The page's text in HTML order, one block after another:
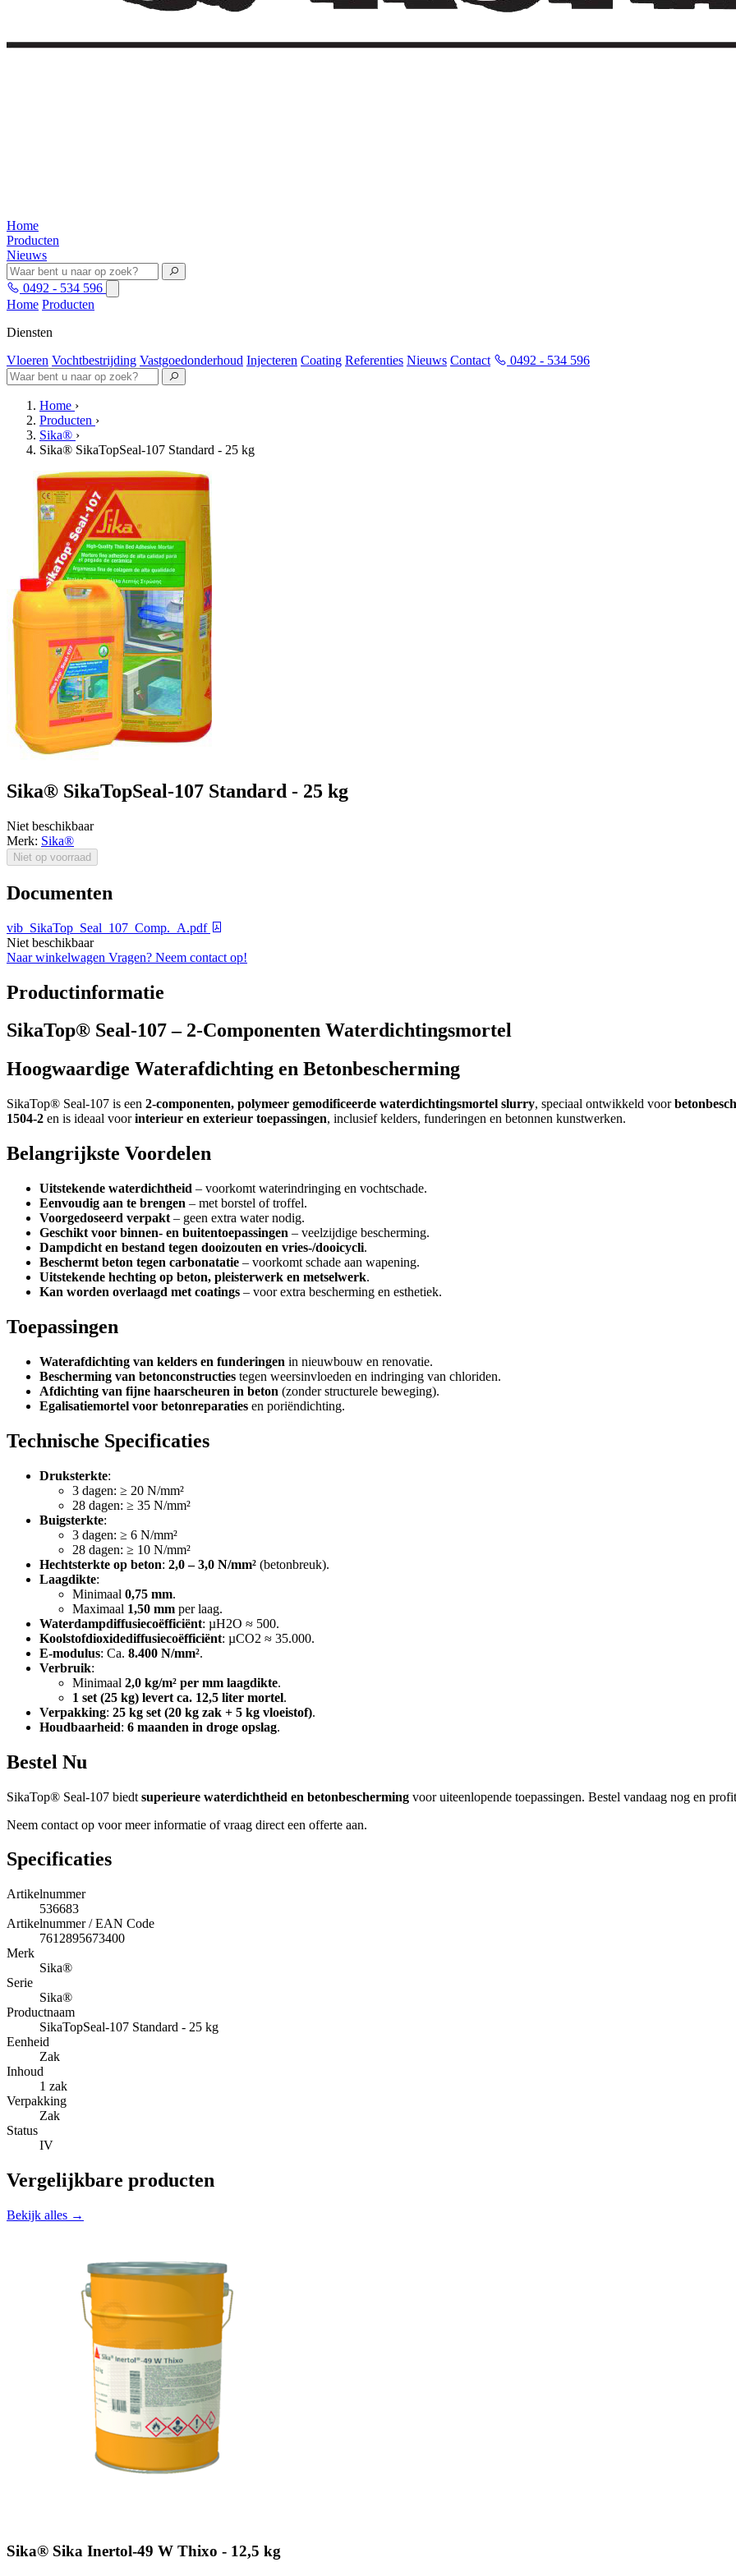
Home
Producten
Nieuws
0492 - 534 596
Home Producten
Diensten
Vloeren Vochtbestrijding Vastgoedonderhoud Injecteren Coating Referenties Nieuws Contact 0492 - 534 596
Home ›
Producten ›
Sika® ›
Sika® SikaTopSeal-107 Standard - 25 kg
Sika® SikaTopSeal-107 Standard - 25 kg
Niet beschikbaar
Merk: Sika®
Niet op voorraad
Documenten
vib_SikaTop_Seal_107_Comp._A.pdf
Niet beschikbaar
Naar winkelwagen Vragen? Neem contact op!
Productinformatie
SikaTop® Seal-107 – 2-Componenten Waterdichtingsmortel
Hoogwaardige Waterafdichting en Betonbescherming
SikaTop® Seal-107 is een 2-componenten, polymeer gemodificeerde waterdichtingsmortel slurry, speciaal ontwikkeld voor
1504-2 en is ideaal voorinterieur en exterieur toepassingen, inclusief kelders, funderingen en betonnen kunstwerken.
Belangrijkste Voordelen
Uitstekende waterdichtheid – voorkomt waterindringing en vochtschade.
Eenvoudig aan te brengen – met borstel of troffel.
Voorgedoseerd verpakt – geen extra water nodig.
Geschikt voor binnen- en buitentoepassingen – veelzijdige bescherming.
Dampdicht en bestand tegen dooizouten en vries-/dooicycli.
Beschermt beton tegen carbonatatie – voorkomt schade aan wapening.
Uitstekende hechting op beton, pleisterwerk en metselwerk.
Kan worden overlaagd met coatings – voor extra bescherming en esthetiek.
Toepassingen
Waterafdichting van kelders en funderingen in nieuwbouw en renovatie.
Bescherming van betonconstructies tegen weersinvloeden en indringing van chloriden.
Afdichting van fijne haarscheuren in beton (zonder structurele beweging).
Egalisatiemortel voor betonreparaties en poriëndichting.
Technische Specificaties
Druksterkte:
3 dagen: ≥ 20 N/mm²
28 dagen: ≥ 35 N/mm²
Buigsterkte:
3 dagen: ≥ 6 N/mm²
28 dagen: ≥ 10 N/mm²
Hechtsterkte op beton: 2,0 – 3,0 N/mm² (betonbreuk).
Laagdikte:
Minimaal 0,75 mm.
Maximaal 1,50 mm per laag.
Waterdampdiffusiecoëfficiënt: µH2O ≈ 500.
Koolstofdioxidediffusiecoëfficiënt: µCO2 ≈ 35.000.
E-modulus: Ca. 8.400 N/mm².
Verbruik:
Minimaal 2,0 kg/m² per mm laagdikte.
1 set (25 kg) levert ca. 12,5 liter mortel.
Verpakking: 25 kg set (20 kg zak + 5 kg vloeistof).
Houdbaarheid: 6 maanden in droge opslag.
Bestel Nu
SikaTop® Seal-107 biedt superieure waterdichtheid en betonbescherming voor uiteenlopende toepassingen. Bestel vandaag nog en
Neem contact op voor meer informatie of vraag direct een offerte aan.
Specificaties
Artikelnummer
536683
Artikelnummer / EAN Code
7612895673400
Merk
Sika®
Serie
Sika®
Productnaam
SikaTopSeal-107 Standard - 25 kg
Eenheid
Zak
Inhoud
1 zak
Verpakking
Zak
Status
IV
Vergelijkbare producten
Bekijk alles →
Sika® Sika Inertol-49 W Thixo - 12,5 kg